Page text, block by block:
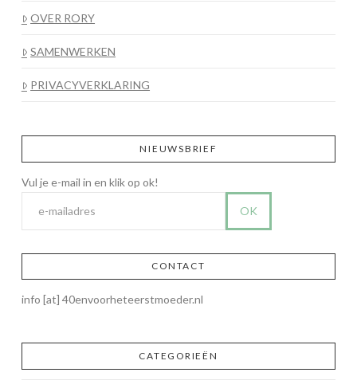
OVER RORY
SAMENWERKEN
PRIVACYVERKLARING
NIEUWSBRIEF
CONTACT
info [at] 40envoorheteerstmoeder.nl
CATEGORIEËN